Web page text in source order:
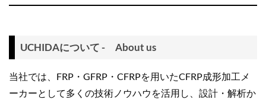
UCHIDAについて - About us
当社では、FRP・GFRP・CFRPを用いたCFRP成形加工メ
ーカーとして多くの技術ノウハウを活用し、設計・解析か